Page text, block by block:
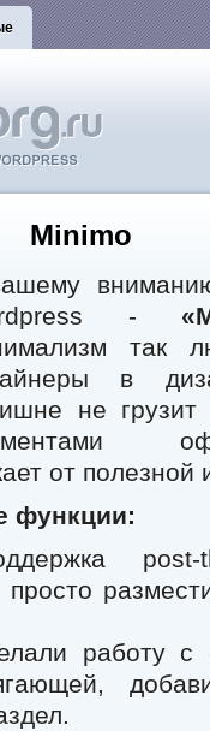
Minimo
-
так
в
не
от
функции:
post-
работу с